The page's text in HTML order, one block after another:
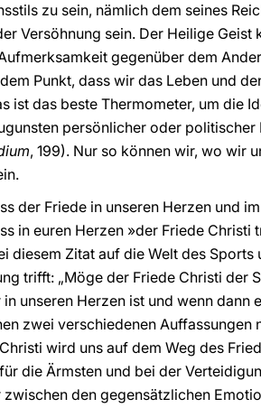
zu sein, nämlich dem seines
Versöhnung sein. Der Heilige
gegenüber dem
Punkt, dass wir das Leben und
ist das beste Thermometer, um die
persönlicher oder
, 199). Nur so können wir, wo wir
der Friede in unseren Herzen und
in euren Herzen »der Friede Christi
diesem Zitat auf die Welt des
trifft: „Möge der Friede Christi der
unseren Herzen ist und wenn
zwei verschiedenen Auffassungen
wird uns auf dem Weg des
die Ärmsten und bei der
den gegensätzlichen